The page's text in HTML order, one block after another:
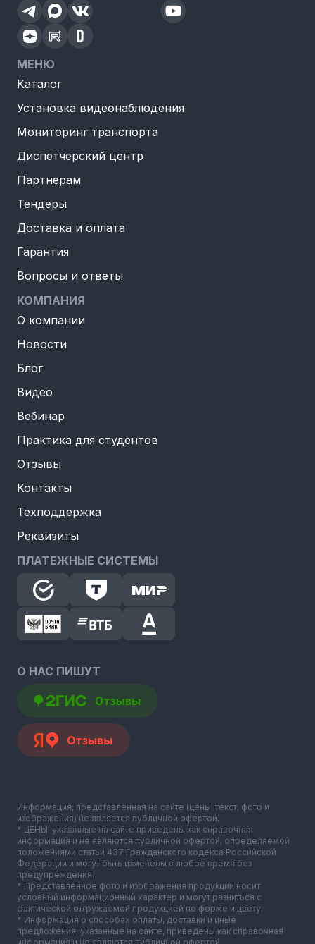
МЕНЮ
Каталог
Установка видеонаблюдения
Мониторинг транспорта
Диспетчерский центр
Партнерам
Тендеры
Доставка и оплата
Гарантия
Вопросы и ответы
КОМПАНИЯ
О компании
Новости
Блог
Видео
Вебинар
Практика для студентов
Отзывы
Контакты
Техподдержка
Реквизиты
ПЛАТЕЖНЫЕ СИСТЕМЫ
О НАС ПИШУТ
Информация, представленная на сайте (цены, текст, фото и
изображения) не является публичной офертой.
* ЦЕНЫ, указанные на сайте приведены как справочная
информация и не являются публичной офертой, определяемой
положениями статьи 437 Гражданского кодекса Российской
Федерации и могут быть изменены в любое время без
предупреждения.
* Представленное фото и изображения продукции носит
условный информационный характер и могут разниться с
фактической отгружаемой продукцией по форме и цвету.
* Информация о способах оплаты, доставки и иные
предложения, указанные на сайте, приведены как справочная